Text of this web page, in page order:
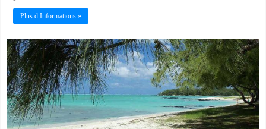
Plus d Informations »